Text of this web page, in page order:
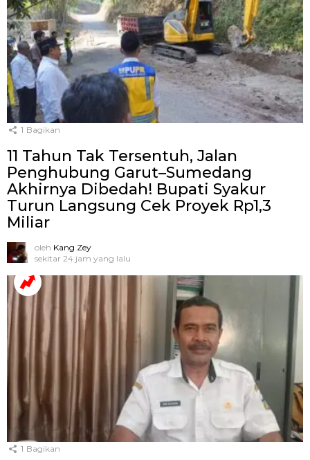
1 Bagikan
11 Tahun Tak Tersentuh, Jalan
Penghubung Garut–Sumedang
Akhirnya Dibedah! Bupati Syakur
Turun Langsung Cek Proyek Rp1,3
Miliar
oleh Kang Zey
sekitar 24 jam yang lalu
1 Bagikan